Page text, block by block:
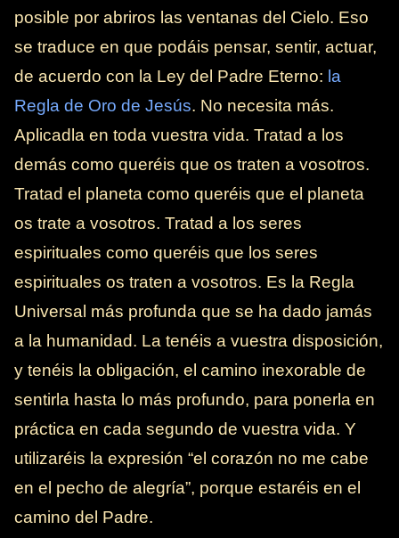
posible por abriros las ventanas del Cielo. Eso
se traduce en que podáis pensar, sentir, actuar,
de acuerdo con la Ley del Padre Eterno: la
Regla de Oro de Jesús. No necesita más.
Aplicadla en toda vuestra vida. Tratad a los
demás como queréis que os traten a vosotros.
Tratad el planeta como queréis que el planeta
os trate a vosotros. Tratad a los seres
espirituales como queréis que los seres
espirituales os traten a vosotros. Es la Regla
Universal más profunda que se ha dado jamás
a la humanidad. La tenéis a vuestra disposición,
y tenéis la obligación, el camino inexorable de
sentirla hasta lo más profundo, para ponerla en
práctica en cada segundo de vuestra vida. Y
utilizaréis la expresión “el corazón no me cabe
en el pecho de alegría”, porque estaréis en el
camino del Padre.